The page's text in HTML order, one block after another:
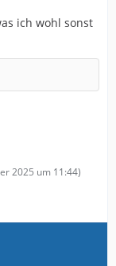
ich wohl sonst
2025 um 11:44)